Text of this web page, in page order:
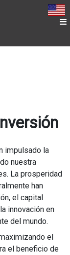
impulsado la
nuestra
La prosperidad
han
el capital
innovación en
del mundo.
el
el beneficio de